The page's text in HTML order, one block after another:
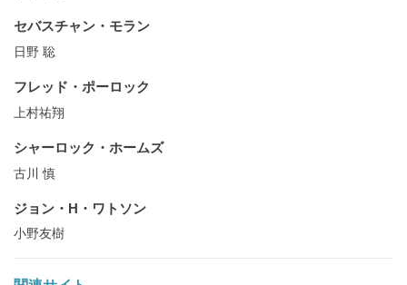
セバスチャン・モラン
日野 聡
フレッド・ポーロック
上村祐翔
シャーロック・ホームズ
古川 慎
ジョン・H・ワトソン
小野友樹